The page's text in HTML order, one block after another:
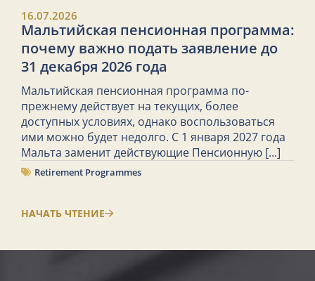
16.07.2026
Мальтийская пенсионная программа:
почему важно подать заявление до
31 декабря 2026 года
Мальтийская пенсионная программа по-
прежнему действует на текущих, более
доступных условиях, однако воспользоваться
ими можно будет недолго. С 1 января 2027 года
Мальта заменит действующие Пенсионную [...]
Retirement Programmes
НАЧАТЬ ЧТЕНИЕ